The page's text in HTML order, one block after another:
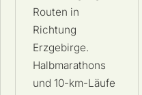
Routen in
Richtung
Erzgebirge.
Halbmarathons
und 10-km-Läufe